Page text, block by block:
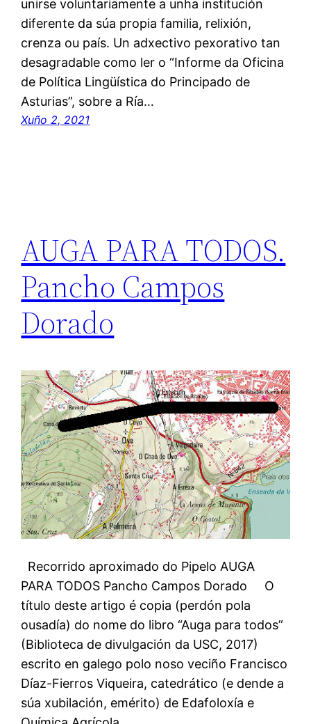
unirse voluntariamente a unha institución
diferente da súa propia familia, relixión,
crenza ou país. Un adxectivo pexorativo tan
desagradable como ler o “Informe da Oficina
de Política Lingüística do Principado de
Asturias”, sobre a Ría…
Xuño 2, 2021
AUGA PARA TODOS.
Pancho Campos
Dorado
Recorrido aproximado do Pipelo AUGA
PARA TODOS Pancho Campos Dorado O
título deste artigo é copia (perdón pola
ousadía) do nome do libro “Auga para todos”
(Biblioteca de divulgación da USC, 2017)
escrito en galego polo noso veciño Francisco
Díaz-Fierros Viqueira, catedrático (e dende a
súa xubilación, emérito) de Edafoloxía e